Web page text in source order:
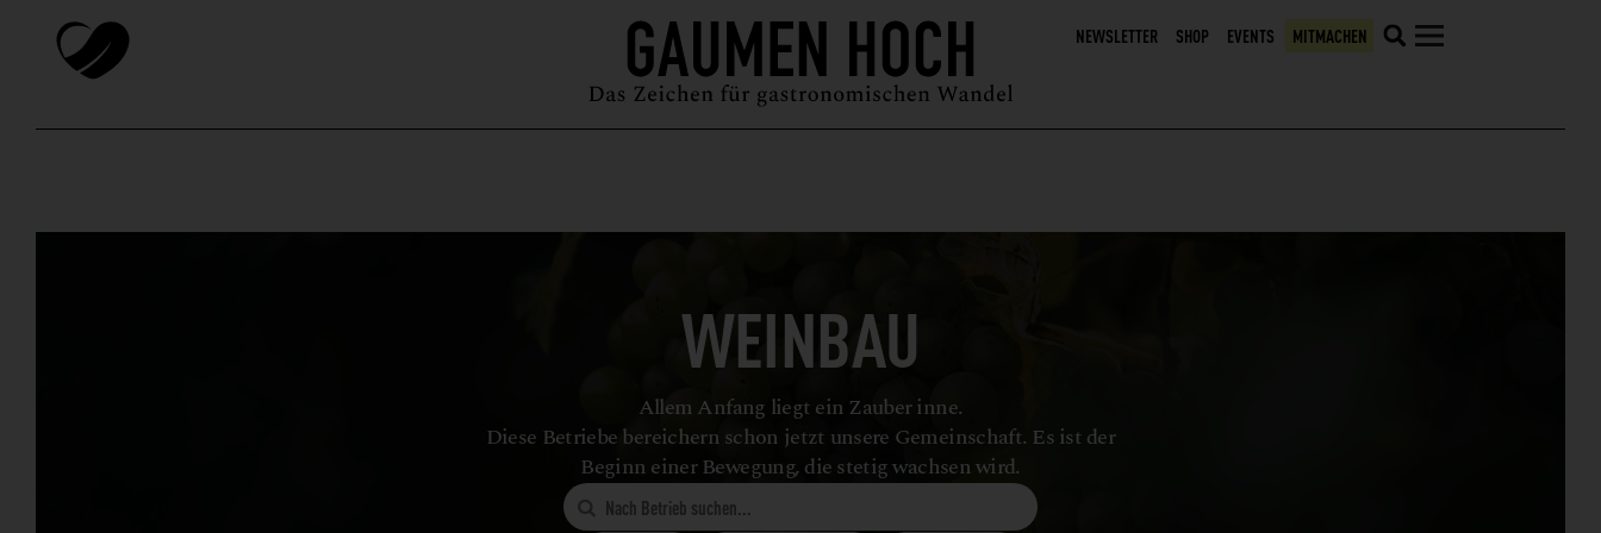
NEWSLETTER SHOP EVENTS MITMACHEN
MAGAZIN GUIDE PODCAST ÜBER UNS SYMPOSIUM
WEINBAU
Allem Anfang liegt ein Zauber inne.
Diese Betriebe bereichern schon jetzt unsere Gemeinschaft. Es ist der
Beginn einer Bewegung, die stetig wachsen wird.
